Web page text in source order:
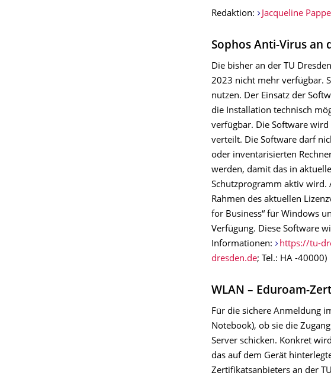
Redaktion: Jacqueline
Sophos Anti-Virus an
Die bisher an der TU
2023 nicht mehr verfügbar.
nutzen. Der Einsatz der
die Installation technisch
verfügbar. Die Software
verteilt. Die Software darf
oder inventarisierten
werden, damit das in
Schutzprogramm aktiv wird.
Rahmen des aktuellen
for Business“ für Windows
Verfügung. Diese Software
Informationen:
https://tu-
; Tel.: HA -40000)
WLAN – Eduroam-
Für die sichere Anmeldung
Notebook), ob sie die
Server schicken. Konkret
das auf dem Gerät
Zertifikatsanbieters an der